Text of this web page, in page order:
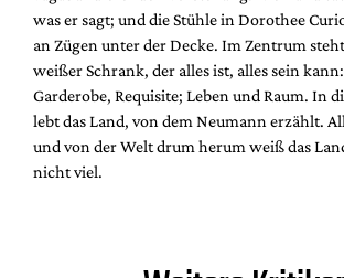
was er sagt; und die Stühle in Dorothee
an Zügen unter der Decke. Im Zentrum
weißer Schrank, der alles ist, alles sein
Garderobe, Requisite; Leben und Raum. In
lebt das Land, von dem Neumann erzählt.
und von der Welt drum herum weiß das
nicht viel.